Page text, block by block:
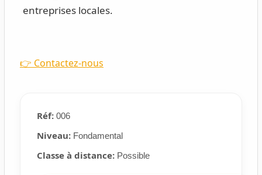
entreprises locales.
👉 Contactez-nous
Réf:006
Niveau:Fondamental
Classe à distance:Possible